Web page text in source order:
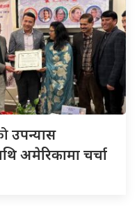
उपन्यास
अमेरिकामा चर्चा